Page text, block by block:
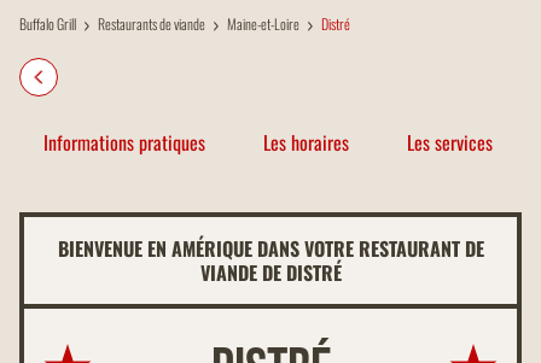
Buffalo Grill Restaurants de viande Maine-et-Loire Distré
Informations pratiques Les horaires Les services
BIENVENUE EN AMÉRIQUE DANS VOTRE RESTAURANT DE
VIANDE DE DISTRÉ